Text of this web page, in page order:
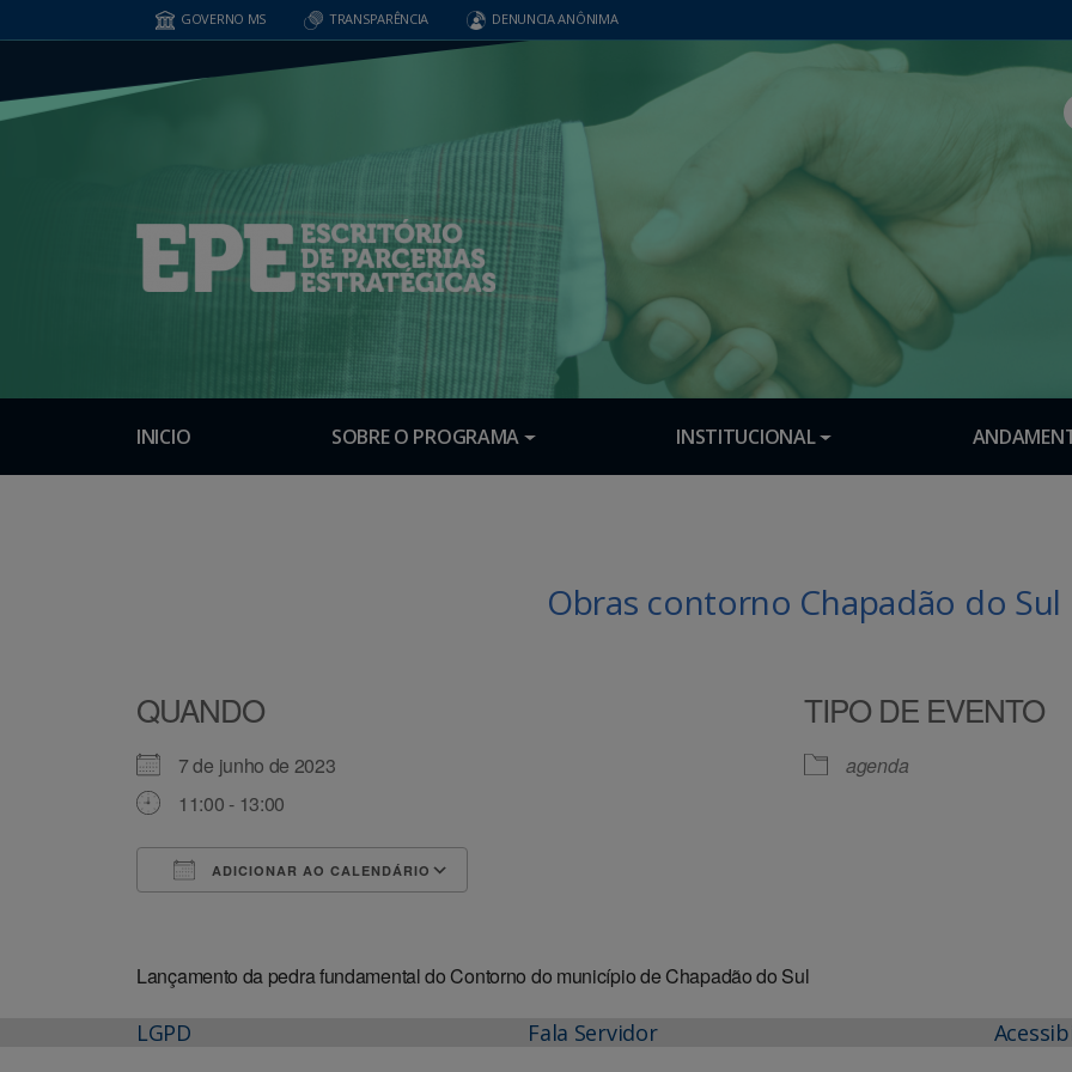
GOVERNO MS TRANSPARÊNCIA DENUNCIA ANÔNIMA
INICIO SOBRE O PROGRAMA INSTITUCIONAL
Obras contorno Chapadão do Sul
QUANDO
7 de junho de 2023
11:00 - 13:00
ADICIONAR AO CALENDÁRIO
TIPO DE EVENTO
agenda
Lançamento da pedra fundamental do Contorno do município de Chapadão do Sul
LGPD Fala Servidor